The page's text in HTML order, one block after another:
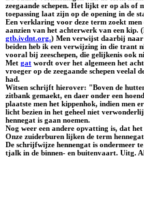
zeegaande schepen. Het lijkt er op als of
toepassing laat zijn op de opening in de
Een verklaring voor deze term zoekt
aanzien van het achterwerk van een kip.
gtb.ivdnt.org.) Men verwijst daarbij naar
beiden heb ik een verwijzing in die trant
vooral bij zeeschepen, die gelijkenis ook
Met gat wordt over het algemeen het
vroeger op de zeegaande schepen veelal
had.
Witsen schrijft hierover: "Boven de
zitbank gemaekt, en daer onder een
plaatste men het kippenhok, indien men
licht bezien in het geheel niet
hennegat is gaan noemen.
Nog weer een andere opvatting is, dat
Onze zuiderburen lijken de term
De schrijfwijze hennengat is ondermeer
tjalk in de binnen- en buitenvaart. Uitg.